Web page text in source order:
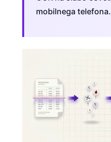
mobilnega telefona.